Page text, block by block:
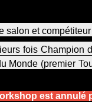
salon et
fois Champion
Monde (premier
est